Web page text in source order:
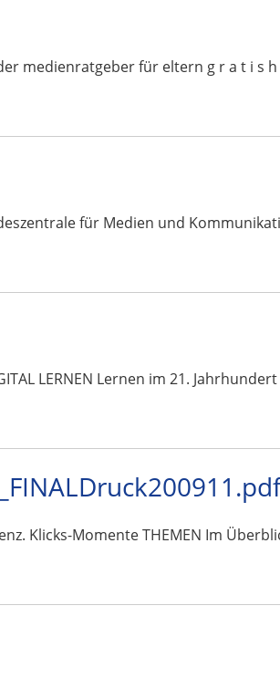
medienratgeber für eltern g r a t i s
für Medien und
LERNEN Lernen im 21.
Klicks-Momente THEMEN Im